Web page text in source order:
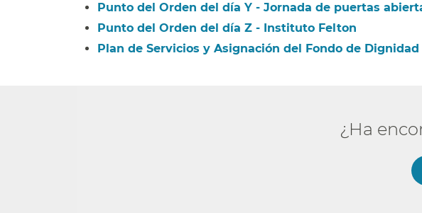
Punto del Orden del día Y - Jornada de puertas
Punto del Orden del día Z - Instituto Felton​​
Plan de Servicios y Asignación del Fondo de
¿Ha